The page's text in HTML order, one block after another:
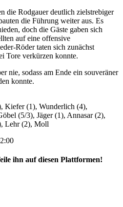
die Rodgauer deutlich zielstrebiger
die Führung weiter aus. Es
doch die Gäste gaben sich
auf eine offensive
Röder taten sich zunächst
Tore verkürzen konnte.
nie, sodass am Ende ein souveräner
konnte.
Kiefer (1), Wunderlich (4),
(5/3), Jäger (1), Annasar (2),
Lehr (2), Moll
ihn auf diesen Plattformen!